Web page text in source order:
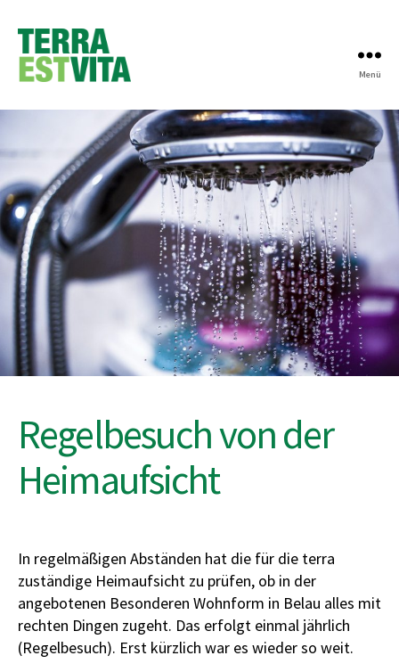
Menü
Regelbesuch von der
Heimaufsicht
In regelmäßigen Abständen hat die für die terra
zuständige Heimaufsicht zu prüfen, ob in der
angebotenen Besonderen Wohnform in Belau alles mit
rechten Dingen zugeht. Das erfolgt einmal jährlich
(Regelbesuch). Erst kürzlich war es wieder so weit.